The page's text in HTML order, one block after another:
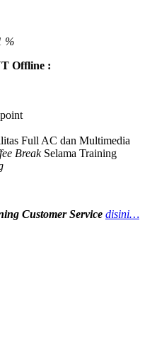
%
Offline :
Full AC dan Multimedia
Break Selama Training
Customer Service disini…